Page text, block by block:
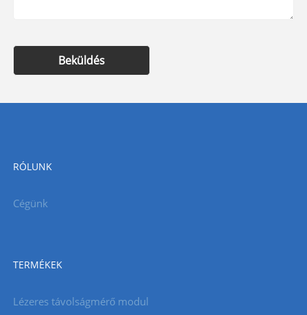
Beküldés
RÓLUNK
Cégünk
TERMÉKEK
Lézeres távolságmérő modul